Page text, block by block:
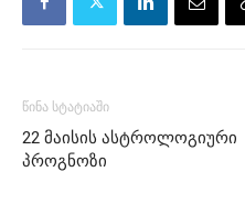
წინა სტატიაში
22 მაისის ასტროლოგიური
პროგნოზი